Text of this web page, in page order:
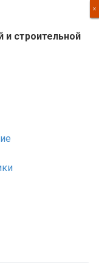
строительной
X
X
X
X